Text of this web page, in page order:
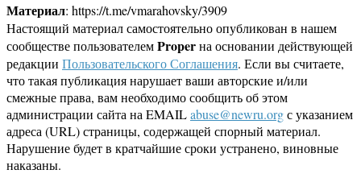
Материал: https://t.me/vmarahovsky/3909
Настоящий материал самостоятельно опубликован в нашем
сообществе пользователемProperна основании действующей
редакции Пользовательского Соглашения. Если вы считаете,
что такая публикация нарушает ваши авторские и/или
смежные права, вам необходимо сообщить об этом
администрации сайта на EMAILabuse@newru.orgс указанием
адреса (URL) страницы, содержащей спорный материал.
Нарушение будет в кратчайшие сроки устранено, виновные
наказаны.